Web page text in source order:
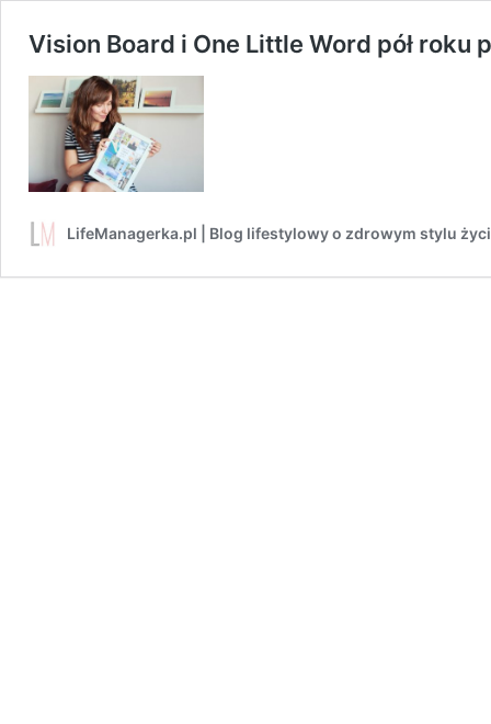
Vision Board i One Little Word pół roku
LifeManagerka.pl | Blog lifestylowy o zdrowym stylu